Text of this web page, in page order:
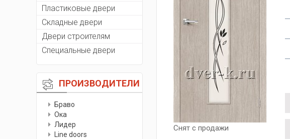
Пластиковые двери
Складные двери
Двери строителям
Специальные двери
ПРОИЗВОДИТЕЛИ
Браво
Ока
Лидер
Line doors
Снят с продажи